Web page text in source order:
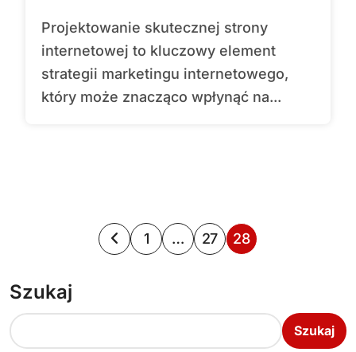
Projektowanie skutecznej strony
internetowej to kluczowy element
strategii marketingu internetowego,
który może znacząco wpłynąć na...
S
1 … 27 28
Szukaj
Szukaj